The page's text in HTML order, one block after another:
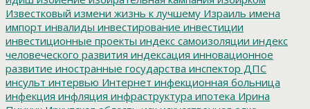
Известковый измени жизнь к лучшему Израиль имена
импорт инвалиды инвестирование инвестиции
инвестиционные проекты индекс самоизоляции индекс
человеческого развития индексация инновационное
развитие иностранные государства инспектор ДПС
инсульт интервью Интернет инфекционная больница
инфекция инфляция инфраструктура ипотека Ирина